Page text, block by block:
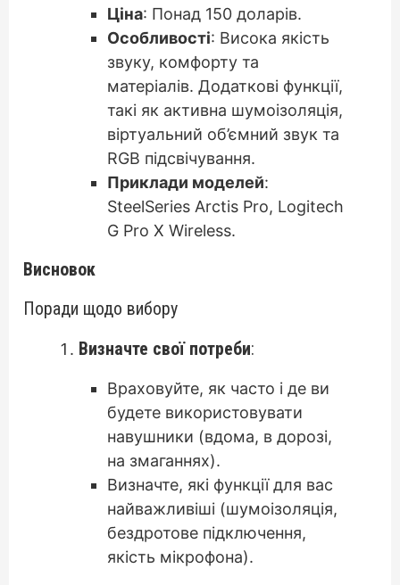
Ціна: Понад 150 доларів.
Особливості: Висока якість
звуку, комфорту та
матеріалів. Додаткові функції,
такі як активна шумоізоляція,
віртуальний об’ємний звук та
RGB підсвічування.
Приклади моделей:
SteelSeries Arctis Pro, Logitech
G Pro X Wireless.
Висновок
Поради щодо вибору
Визначте свої потреби:
Враховуйте, як часто і де ви
будете використовувати
навушники (вдома, в дорозі,
на змаганнях).
Визначте, які функції для вас
найважливіші (шумоізоляція,
бездротове підключення,
якість мікрофона).